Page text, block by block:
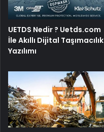
UETDS Nedir ? Uetds.com
İle Akıllı Dijital Taşımacılık
Yazılımı